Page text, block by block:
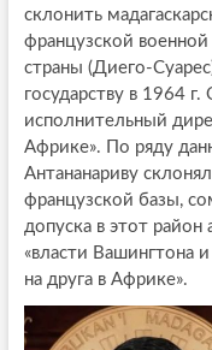
склонить
французской
страны (Диего-
государству в 1964
исполнительный
Африке». По ряду
Антананариву
французской базы,
допуска в этот
«власти Вашингтона
на друга в Африке».